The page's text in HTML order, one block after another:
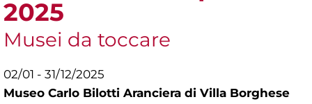
2025
Musei da toccare
02/01 - 31/12/2025
Museo Carlo Bilotti Aranciera di Villa Borghese